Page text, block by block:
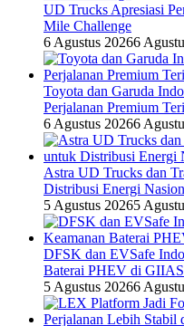
UD Trucks Apresiasi
Mile Challenge
6 Agustus 20266
Toyota dan Garuda
Perjalanan Premium
6 Agustus 20266
Astra UD Trucks dan
Distribusi Energi
5 Agustus 20265
DFSK dan EVSafe
Baterai PHEV di
5 Agustus 20266